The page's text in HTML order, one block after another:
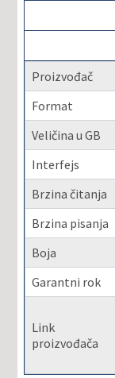
Proizvođač
Format
Veličina u GB
Interfejs
Brzina čitanja
Brzina pisanja
Boja
Garantni rok
Link
proizvođača